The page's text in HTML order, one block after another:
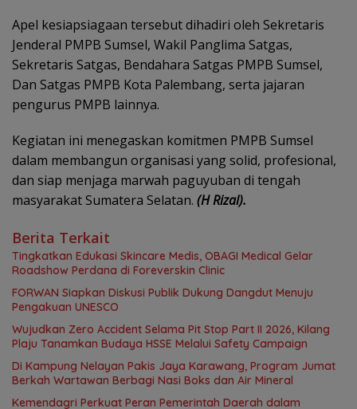
Apel kesiapsiagaan tersebut dihadiri oleh Sekretaris
Jenderal PMPB Sumsel, Wakil Panglima Satgas,
Sekretaris Satgas, Bendahara Satgas PMPB Sumsel,
Dan Satgas PMPB Kota Palembang, serta jajaran
pengurus PMPB lainnya.
Kegiatan ini menegaskan komitmen PMPB Sumsel
dalam membangun organisasi yang solid, profesional,
dan siap menjaga marwah paguyuban di tengah
masyarakat Sumatera Selatan. (H Rizal).
Berita Terkait
Tingkatkan Edukasi Skincare Medis, OBAGI Medical Gelar
Roadshow Perdana di Foreverskin Clinic
FORWAN Siapkan Diskusi Publik Dukung Dangdut Menuju
Pengakuan UNESCO
Wujudkan Zero Accident Selama Pit Stop Part II 2026, Kilang
Plaju Tanamkan Budaya HSSE Melalui Safety Campaign
Di Kampung Nelayan Pakis Jaya Karawang, Program Jumat
Berkah Wartawan Berbagi Nasi Boks dan Air Mineral
Kemendagri Perkuat Peran Pemerintah Daerah dalam